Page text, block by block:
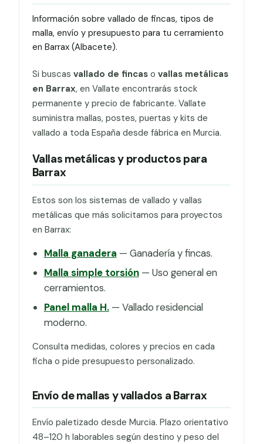
Información sobre vallado de fincas, tipos de
malla, envío y presupuesto para tu cerramiento
en Barrax (Albacete).
Si buscas vallado de fincaso vallas metálicas
en Barrax, en Vallate encontrarás stock
permanente y precio de fabricante. Vallate
suministra mallas, postes, puertas y kits de
vallado a toda España desde fábrica en Murcia.
Vallas metálicas y productos para
Barrax
Estos son los sistemas de vallado y vallas
metálicas que más solicitamos para proyectos
en Barrax:
Malla ganadera — Ganadería y fincas.
Malla simple torsión— Uso general en
cerramientos.
Panel malla H.— Vallado residencial
moderno.
Consulta medidas, colores y precios en cada
ficha o pide presupuesto personalizado.
Envío de mallas y vallados a Barrax
Envío paletizado desde Murcia. Plazo orientativo
48–120 h laborables según destino y peso del